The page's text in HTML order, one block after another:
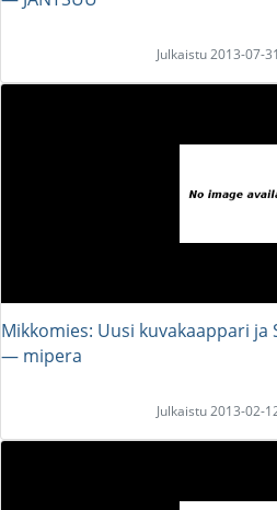
Julkaistu 2013-07-
Mikkomies: Uusi kuvakaappari ja
― mipera
Julkaistu 2013-02-